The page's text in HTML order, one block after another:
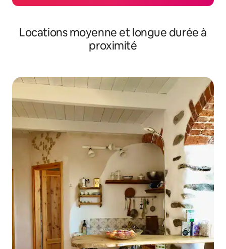
Locations moyenne et longue durée à
proximité